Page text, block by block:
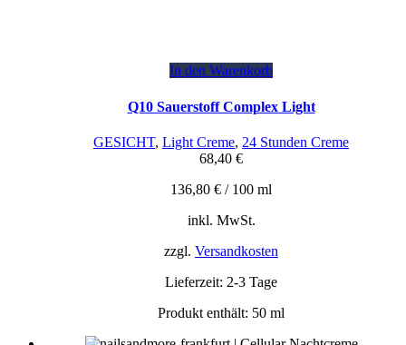
In den Warenkorb
Q10 Sauerstoff Complex Light
GESICHT, Light Creme, 24 Stunden Creme
68,40 €
136,80 € / 100 ml
inkl. MwSt.
zzgl. Versandkosten
Lieferzeit: 2-3 Tage
Produkt enthält: 50 ml